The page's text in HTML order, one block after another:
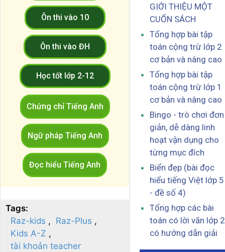
Ôn thi vào 10
Ôn thi vào ĐH
Học tốt lớp 2-12
Chứng chỉ Tiếng Anh
Ngữ pháp Tiếng Anh
Đọc hiểu Tiếng Anh
Tags:
Raz-kids
Raz-Plus
Kids A-Z
tài khoản teacher
GIỚI THIỆU MỘT
CUỐN SÁCH
Tổng hợp bài tập
toán cộng trừ lớp 2
cơ bản và nâng cao
Tổng hợp bài tập
toán cộng trừ lớp 1
cơ bản và nâng cao
Bingo - trò chơi đơn
giản, dễ dàng linh
hoạt vận dụng cho
từng mục đích
Biển đẹp (bài đọc
hiểu tiếng Việt lớp 5
- đề số 4)
Tổng hợp các bài
toán có lời văn lớp 2
có hướng dẫn giải